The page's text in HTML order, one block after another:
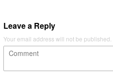
Leave a Reply
Your email address will not be published.